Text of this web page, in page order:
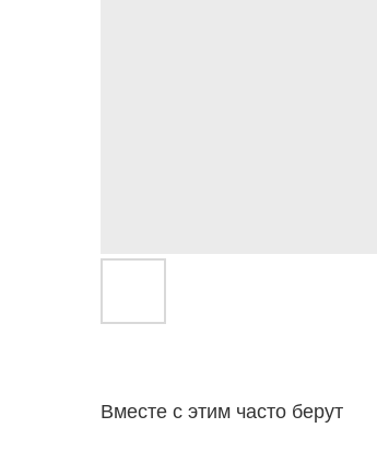
Вместе с этим часто берут